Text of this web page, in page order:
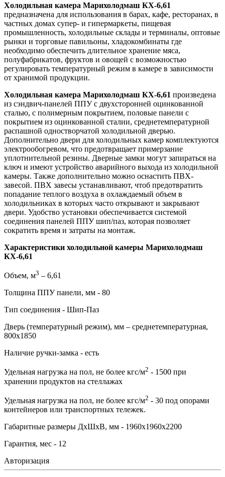
Холодильная камера Марихолодмаш КХ-6,61
предназначена для использования в барах, кафе, ресторанах, в
частных домах супер- и гипермаркеты, пищевая
промышленность, холодильные склады и терминалы, оптовые
рынки и торговые павильоны, хладокомбинаты где
необходимо обеспечить длительное хранение мяса,
полуфабрикатов, фруктов и овощей с возможностью
регулировать температурный режим в камере в зависимости
от хранимой продукции.
Холодильная камера Марихолодмаш КХ-6,61 произведена
из сэндвич-панелей ППУ с двухсторонней оцинкованной
сталью, с полимерным покрытием, половые панели с
покрытием из оцинкованной сталии, среднетемпературной
распашной одностворчатой холодильной дверью.
Дополнительно двери для холодильных камер комплектуются
электрообогревом, что предотвращает примерзание
уплотнительной резины. Дверные замки могут запираться на
ключ и имеют устройство аварийного выхода из холодильной
камеры. Также дополнительно можно оснастить ПВХ-
завесой. ПВХ завесы устанавливают, чтоб предотвратить
попадание теплого воздуха в охлаждаемый объем в
холодильниках в которых часто открывают и закрывают
двери. Удобство установки обеспечивается системой
соединения панелей ППУ шип/паз, которая позволяет
сократить время и затраты на монтаж.
Характеристики холодильной камеры Марихолодмаш
КХ-6,61
Объем, м3 – 6,61
Толщина ППУ панели, мм - 80
Тип соединения - Шип-Паз
Дверь (температурный режим), мм – среднетемпературная,
800х1850
Наличие ручки-замка - есть
Удельная нагрузка на пол, не более кгс/м2 - 1500 при
хранении продуктов на стеллажах
Удельная нагрузка на пол, не более кгс/м2 - 30 под опорами
контейнеров или транспортных тележек.
Габаритные размеры ДхШхВ, мм - 1960х1960х2200
Гарантия, мес - 12
Авторизация